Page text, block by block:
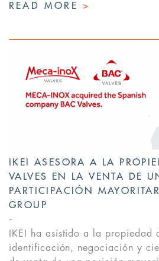
READ MORE >
IKEI ASESORA A LA
VALVES EN LA VENTA DE
PARTICIPACIÓN
GROUP
IKEI ha asistido a la propiedad
identificación, negociación y